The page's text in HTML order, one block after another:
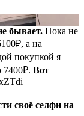
бывает. Пока не
а на
покупкой я
7400₽. Вот
своё селфи на